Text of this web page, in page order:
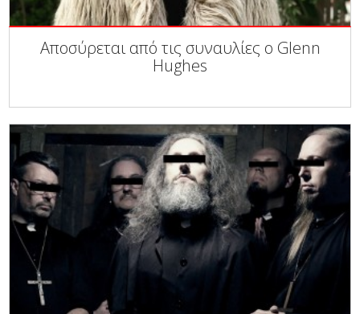
Αποσύρεται από τις συναυλίες ο Glenn
Hughes